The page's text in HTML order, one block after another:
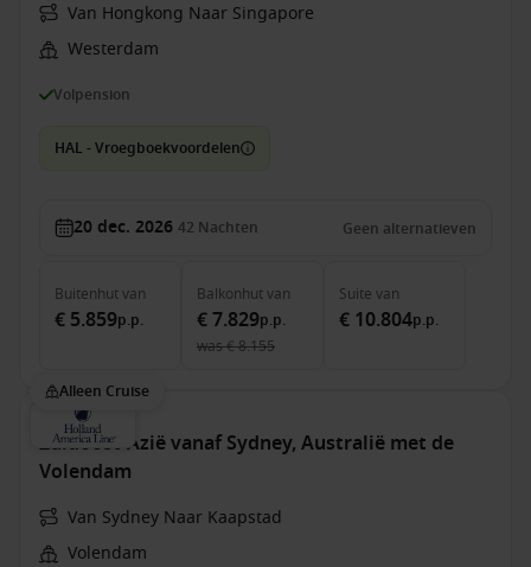
Van Hongkong Naar Singapore
Westerdam
Volpension
HAL - Vroegboekvoordelen
20 dec. 2026 42 Nachten Geen alternatieven
Buitenhutvan
€ 5.859p.p.
Balkonhutvan
€ 7.829p.p.
was€ 8.155
Suite van
€ 10.804p.p.
Alleen Cruise
Zuidoost-Azië vanaf Sydney, Australië met de
Volendam
Van Sydney Naar Kaapstad
Volendam